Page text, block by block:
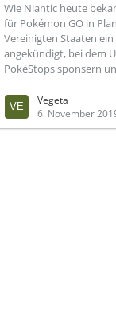
Wie Niantic heute
für Pokémon GO in
Vereinigten Staaten
angekündigt, bei dem
PokéStops sponsern
Vegeta
6. November